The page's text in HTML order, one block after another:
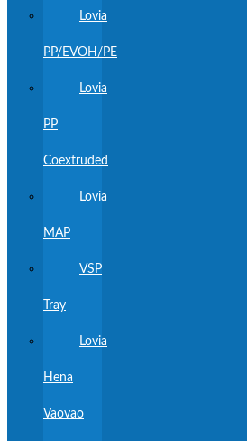
Lovia
PP/EVOH/PE
Lovia
PP
Coextruded
Lovia
MAP
VSP
Tray
Lovia
Hena
Vaovao